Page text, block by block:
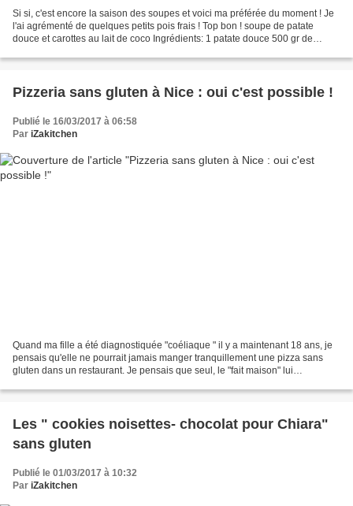
Si si, c'est encore la saison des soupes et voici ma préférée du moment ! Je
l'ai agrémenté de quelques petits pois frais ! Top bon ! soupe de patate
douce et carottes au lait de coco Ingrédients: 1 patate douce 500 gr de
Pizzeria sans gluten à Nice : oui c'est possible !
Publié le 16/03/2017 à 06:58
Par iZakitchen
Quand ma fille a été diagnostiquée "coéliaque " il y a maintenant 18 ans, je
pensais qu'elle ne pourrait jamais manger tranquillement une pizza sans
gluten dans un restaurant. Je pensais que seul, le "fait maison" lui
Les " cookies noisettes- chocolat pour Chiara"
sans gluten
Publié le 01/03/2017 à 10:32
Par iZakitchen